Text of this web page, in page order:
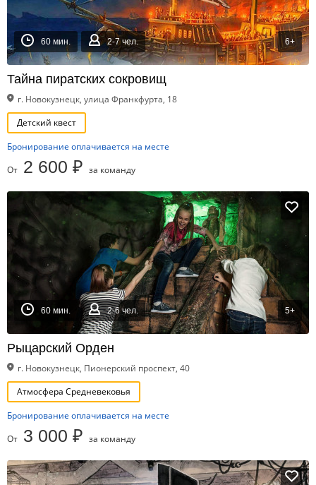
60 мин. 2-7 чел. 6+
Тайна пиратских сокровищ
г. Новокузнецк, улица Франкфурта, 18
Детский квест
Бронирование оплачивается на месте
От 2 600 ₽ за команду
60 мин. 2-6 чел. 5+
Рыцарский Орден
г. Новокузнецк, Пионерский проспект, 40
Атмосфера Средневековья
Бронирование оплачивается на месте
От 3 000 ₽ за команду